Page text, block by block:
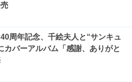
周年記念、千絵夫人と“サンキュ
カバーアルバム「感謝、ありがと